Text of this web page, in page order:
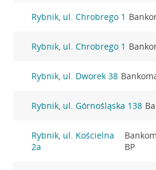
Rybnik, ul. Chrobrego 1
Rybnik, ul. Chrobrego 1
Rybnik, ul. Dworek 38
Rybnik, ul. Górnośląska 138
Rybnik, ul. Kościelna
2a
BP